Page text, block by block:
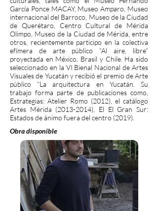
García Ponce MACAY, Museo Amparo, Museo
internacional del Barroco, Museo de la Ciudad
de Querétaro, Centro Cultural de Mérida
Olimpo, Museo de la Ciudad de Mérida, entre
otros, recientemente participo en la colectiva
efímera de arte público “Al aire, libre”
proyectada en México, Brasil y Chile. Ha sido
seleccionado en la VI Bienal Nacional de Artes
Visuales de Yucatán y recibió el premio de Arte
público “La arquitectura en Yucatán. Su
trabajo forma parte de publicaciones como,
Estrategias: Atelier Romo (2012), el catálogo
Artes Mérida (2013-2014) , El El Gran Sur:
Estados de ánimo fuera del centro (2019).
Obra disponible